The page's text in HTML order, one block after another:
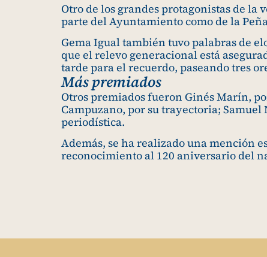
Otro de los grandes protagonistas de
parte del Ayuntamiento como de la
Gema Igual también tuvo palabras de
que el relevo generacional está
tarde para el recuerdo, paseando tres
Más premiados
Otros premiados fueron Ginés Marín,
Campuzano, por su trayectoria;
periodística.
Además, se ha realizado una mención
reconocimiento al 120 aniversario del